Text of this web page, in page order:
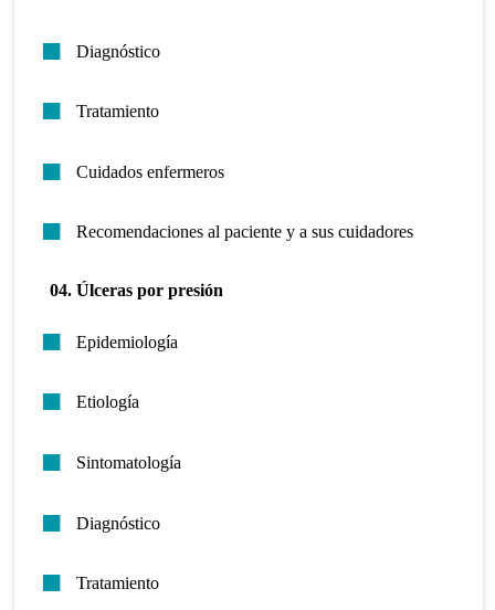
Diagnóstico
Tratamiento
Cuidados enfermeros
Recomendaciones al paciente y a sus cuidadores
04. Úlceras por presión
Epidemiología
Etiología
Sintomatología
Diagnóstico
Tratamiento